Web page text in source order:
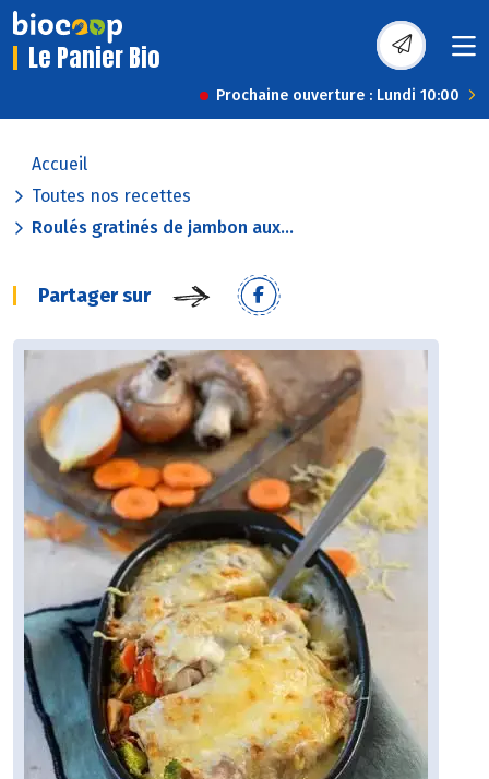
Le Panier Bio
Prochaine ouverture : Lundi 10:00
Accueil
Toutes nos recettes
Roulés gratinés de jambon aux...
Partager sur